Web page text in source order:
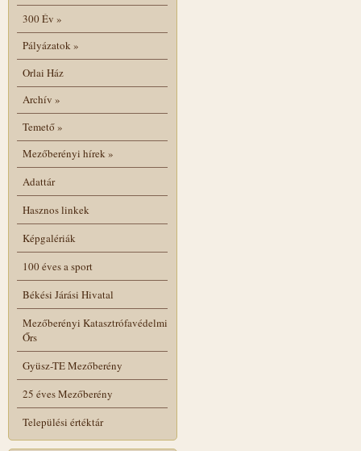
300 Év »
Pályázatok»
Orlai Ház
Archív »
Temető»
Mezőberényi hírek»
Adattár
Hasznos linkek
Képgalériák
100 éves a sport
Békési Járási Hivatal
Mezőberényi Katasztrófavédelmi
Őrs
Gyüsz-TE Mezőberény
25 éves Mezőberény
Települési értéktár